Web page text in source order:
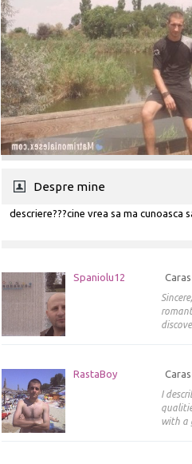
Despre mine
descriere???cine vrea sa ma cunoasca
Spaniolu12
RastaBoy
I
with a